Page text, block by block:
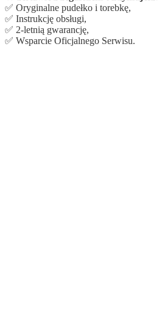
✅ Oryginalne pudełko i torebkę,
✅ Instrukcję obsługi,
✅ 2-letnią gwarancję,
✅ Wsparcie Oficjalnego Serwisu.